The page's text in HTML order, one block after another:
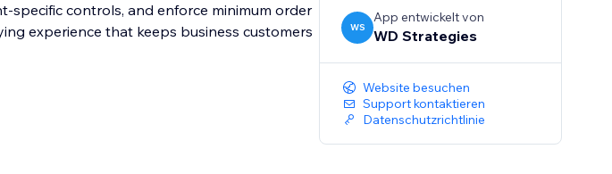
controls, and enforce minimum order
experience that keeps business customers
WS
App entwickelt von
WD Strategies
Website besuchen
Support kontaktieren
Datenschutzrichtlinie